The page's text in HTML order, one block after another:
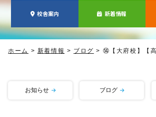
校舎案内 新着情報
ホーム > 新着情報 > ブログ > ⑭【大府校】【
お知らせ ブログ